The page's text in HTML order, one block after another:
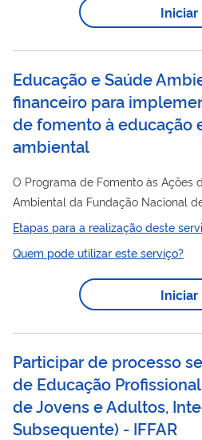
Iniciar
Educação e Saúde
financeiro para
de fomento à educação
ambiental
O Programa de Fomento às Ações
Ambiental da Fundação Nacional
finalidade promover a saúde e
qualidade de vida de diferentes
populacionais. Para isso, oferece
instituições governamentais e não
lucrativos, seguindo critérios
Fundação. O programa visa
Etapas para a realização deste
Quem pode utilizar este serviço?
Iniciar
Participar de processo
de Educação
de Jovens e Adultos,
Subsequente) - IFFAR